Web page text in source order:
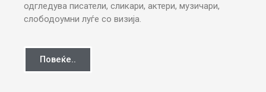
одгледува писатели, сликари, актери, музичари,
слободоумни луѓе со визија.
Повеќе..